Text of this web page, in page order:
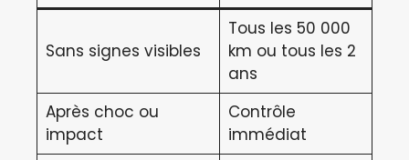
Sans signes visibles
Tous les 50 000
km ou tous les 2
ans
Après choc ou
impact
Contrôle
immédiat